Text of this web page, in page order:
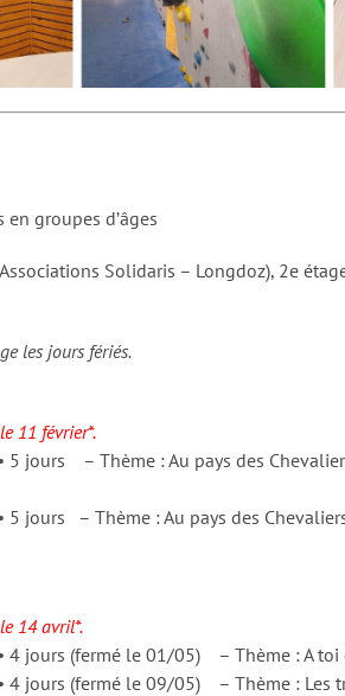
groupes d’âges
Solidaris – Longdoz), 2e
les jours fériés.
11 février*.
jours – Thème : Au pays des
jours – Thème : Au pays des
14 avril*.
4 jours (fermé le 01/05) – Thème : A toi
jours (fermé le 09/05) – Thème : Les